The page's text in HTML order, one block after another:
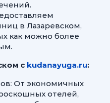
в Лазаревском,
как можно более
с kudanayuga.ru:
От экономичных
отелей,